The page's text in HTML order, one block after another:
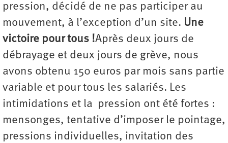
pression, décidé de ne pas participer au
mouvement, à l’exception d’un site. Une
victoire pour tous !Après deux jours de
débrayage et deux jours de grève, nous
avons obtenu 150 euros par mois sans partie
variable et pour tous les salariés. Les
intimidations et la pression ont été fortes :
mensonges, tentative d’imposer le pointage,
pressions individuelles, invitation des